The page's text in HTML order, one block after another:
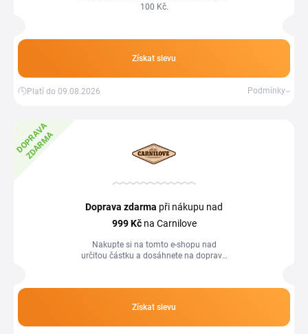
100 Kč.
Získat slevu
Platí do 09.08.2026 Podmínky
D
O
P
R
A
V
A
Z
D
A
R
M
A
Doprava zdarma při nákupu nad
999 Kčna Carnilove
Nakupte si na tomto e-shopu nad
určitou částku a dosáhnete na dopravu
Získat slevu